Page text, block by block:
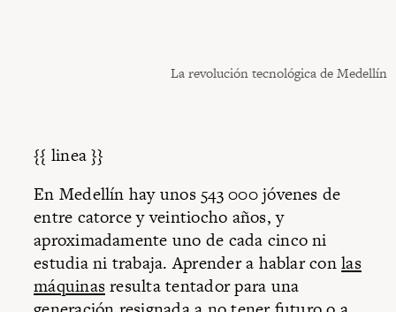
La revolución tecnológica de Medellín
{{ linea }}
En Medellín hay unos 543 000 jóvenes de
entre catorce y veintiocho años, y
aproximadamente uno de cada cinco ni
estudia ni trabaja. Aprender a hablar conlas
máquinasresulta tentador para una